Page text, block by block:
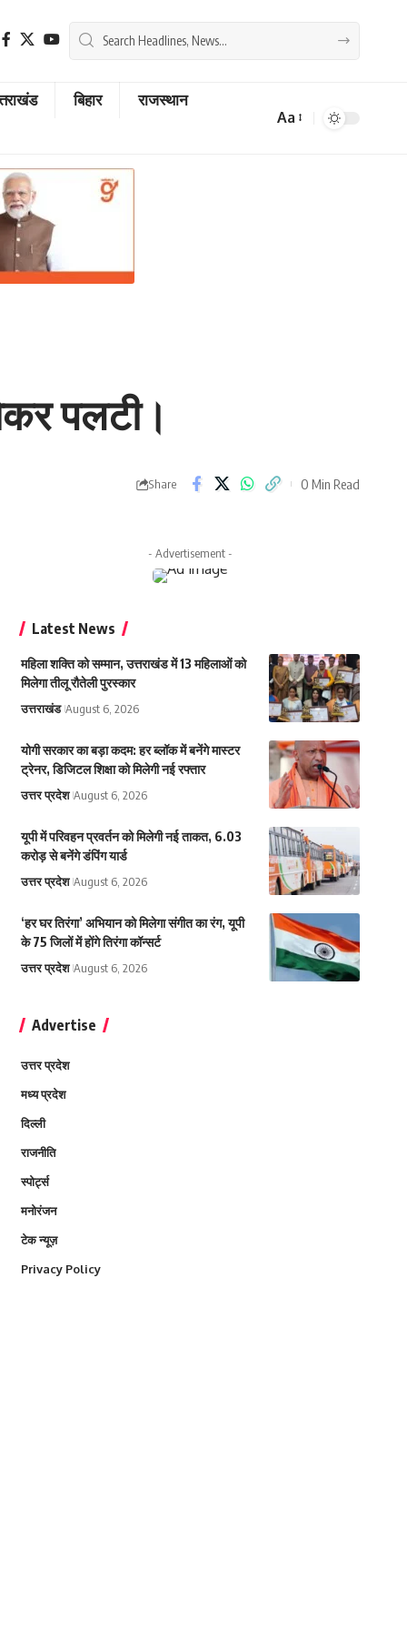
बिहार
राजस्थान
Font
Aa
पलटी।
Share 0 Min Read
- Advertisement -
Latest News
महिला शक्ति को सम्मान, उत्तराखंड में 13 महिलाओं को
मिलेगा तीलू रौतेली पुरस्कार
उत्तराखंड August 6, 2026
योगी सरकार का बड़ा कदम: हर ब्लॉक में बनेंगे मास्टर
ट्रेनर, डिजिटल शिक्षा को मिलेगी नई रफ्तार
उत्तर प्रदेश August 6, 2026
यूपी में परिवहन प्रवर्तन को मिलेगी नई ताकत, 6.03
करोड़ से बनेंगे डंपिंग यार्ड
उत्तर प्रदेश August 6, 2026
‘हर घर तिरंगा’ अभियान को मिलेगा संगीत का रंग, यूपी
के 75 जिलों में होंगे तिरंगा कॉन्सर्ट
उत्तर प्रदेश August 6, 2026
Advertise
उत्तर प्रदेश
मध्य प्रदेश
दिल्ली
राजनीति
स्पोर्ट्स
मनोरंजन
टेक न्यूज़
Privacy Policy